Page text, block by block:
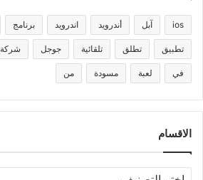
ios آبل أندرويد اندرويد برنامج
تطبيق تطلق تلقائية جوجل شركة
في لعبة مسودة من
الاقسام
الاقسام